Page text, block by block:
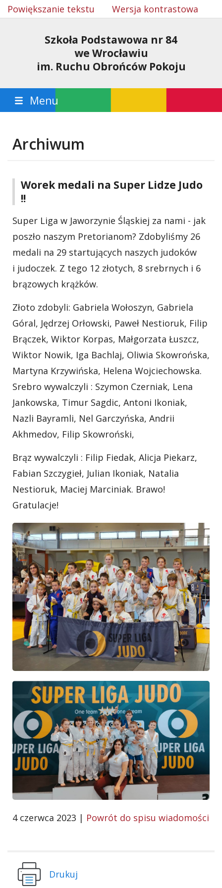
Powiększanie tekstu Wersja kontrastowa
Szkoła Podstawowa nr 84
we Wrocławiu
im. Ruchu Obrońców Pokoju
Menu
Archiwum
Worek medali na Super Lidze Judo
!!
Super Liga w Jaworzynie Śląskiej za nami - jak
poszło naszym Pretorianom? Zdobyliśmy 26
medali na 29 startujących naszych judoków
i judoczek. Z tego 12 złotych, 8 srebrnych i 6
brązowych krążków.
Złoto zdobyli: Gabriela Wołoszyn, Gabriela
Góral, Jędrzej Orłowski, Paweł Nestioruk, Filip
Brączek, Wiktor Korpas, Małgorzata Łuszcz,
Wiktor Nowik, Iga Bachlaj, Oliwia Skowrońska,
Martyna Krzywińska, Helena Wojciechowska.
Srebro wywalczyli : Szymon Czerniak, Lena
Jankowska, Timur Sagdic, Antoni Ikoniak,
Nazli Bayramli, Nel Garczyńska, Andrii
Akhmedov, Filip Skowroński,
Brąz wywalczyli : Filip Fiedak, Alicja Piekarz,
Fabian Szczygieł, Julian Ikoniak, Natalia
Nestioruk, Maciej Marciniak. Brawo!
Gratulacje!
4 czerwca 2023 | Powrót do spisu wiadomości
Drukuj